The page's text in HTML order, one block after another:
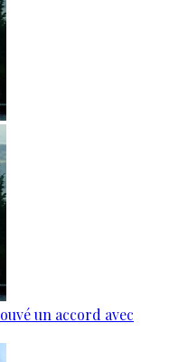
un accord avec